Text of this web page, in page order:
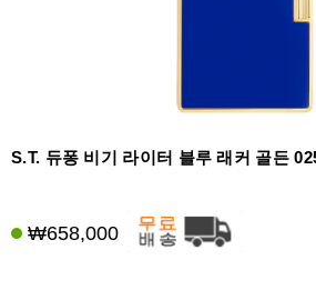
S.T. 듀퐁 비기 라이터 블루 래커 골든
₩658,000